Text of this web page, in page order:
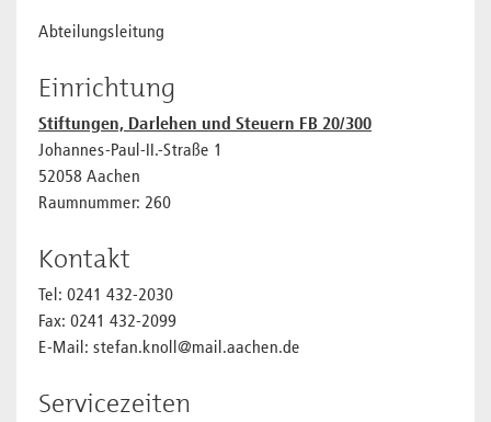
Abteilungsleitung
Einrichtung
Stiftungen, Darlehen und Steuern FB 20/300
Johannes-Paul-II.-Straße 1
52058 Aachen
Raumnummer: 260
Kontakt
Tel: 0241 432-2030
Fax: 0241 432-2099
E-Mail: stefan.knoll@mail.aachen.de
Servicezeiten